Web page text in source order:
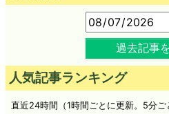
過去記事
人気記事ランキング
直近24時間（1時間ごとに更新。5分ご